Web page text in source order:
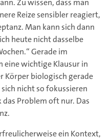
Zu wissen, dass man
Reize sensibler reagiert,
Man kann sich dann
heute nicht dasselbe
Gerade im
eine wichtige Klausur in
Körper biologisch gerade
nicht so fokussieren
Problem oft nur. Das
ein Kontext,